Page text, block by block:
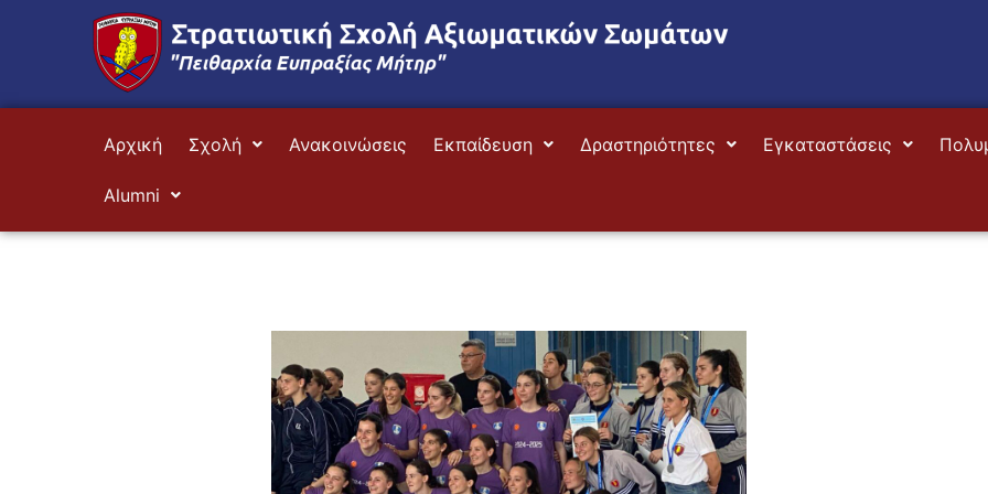
περιεχόμενο
Αρχική Σχολή Ανακοινώσεις Εκπαίδευση Δραστηριότητες Εγκαταστάσεις
Alumni